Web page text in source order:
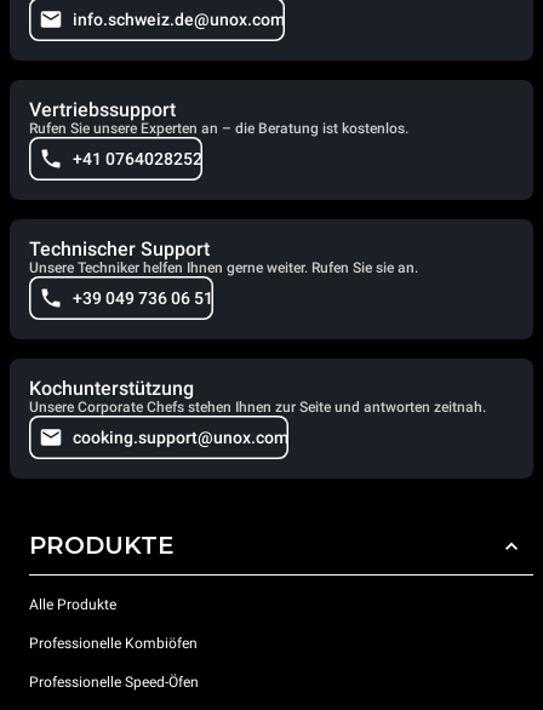
info.schweiz.de@unox.com
Vertriebssupport
Rufen Sie unsere Experten an – die Beratung ist kostenlos.
+41 0764028252
Technischer Support
Unsere Techniker helfen Ihnen gerne weiter. Rufen Sie sie an.
+39 049 736 06 51
Kochunterstützung
Unsere Corporate Chefs stehen Ihnen zur Seite und antworten zeitnah.
cooking.support@unox.com
PRODUKTE
Alle Produkte
Professionelle Kombiöfen
Professionelle Speed-Öfen